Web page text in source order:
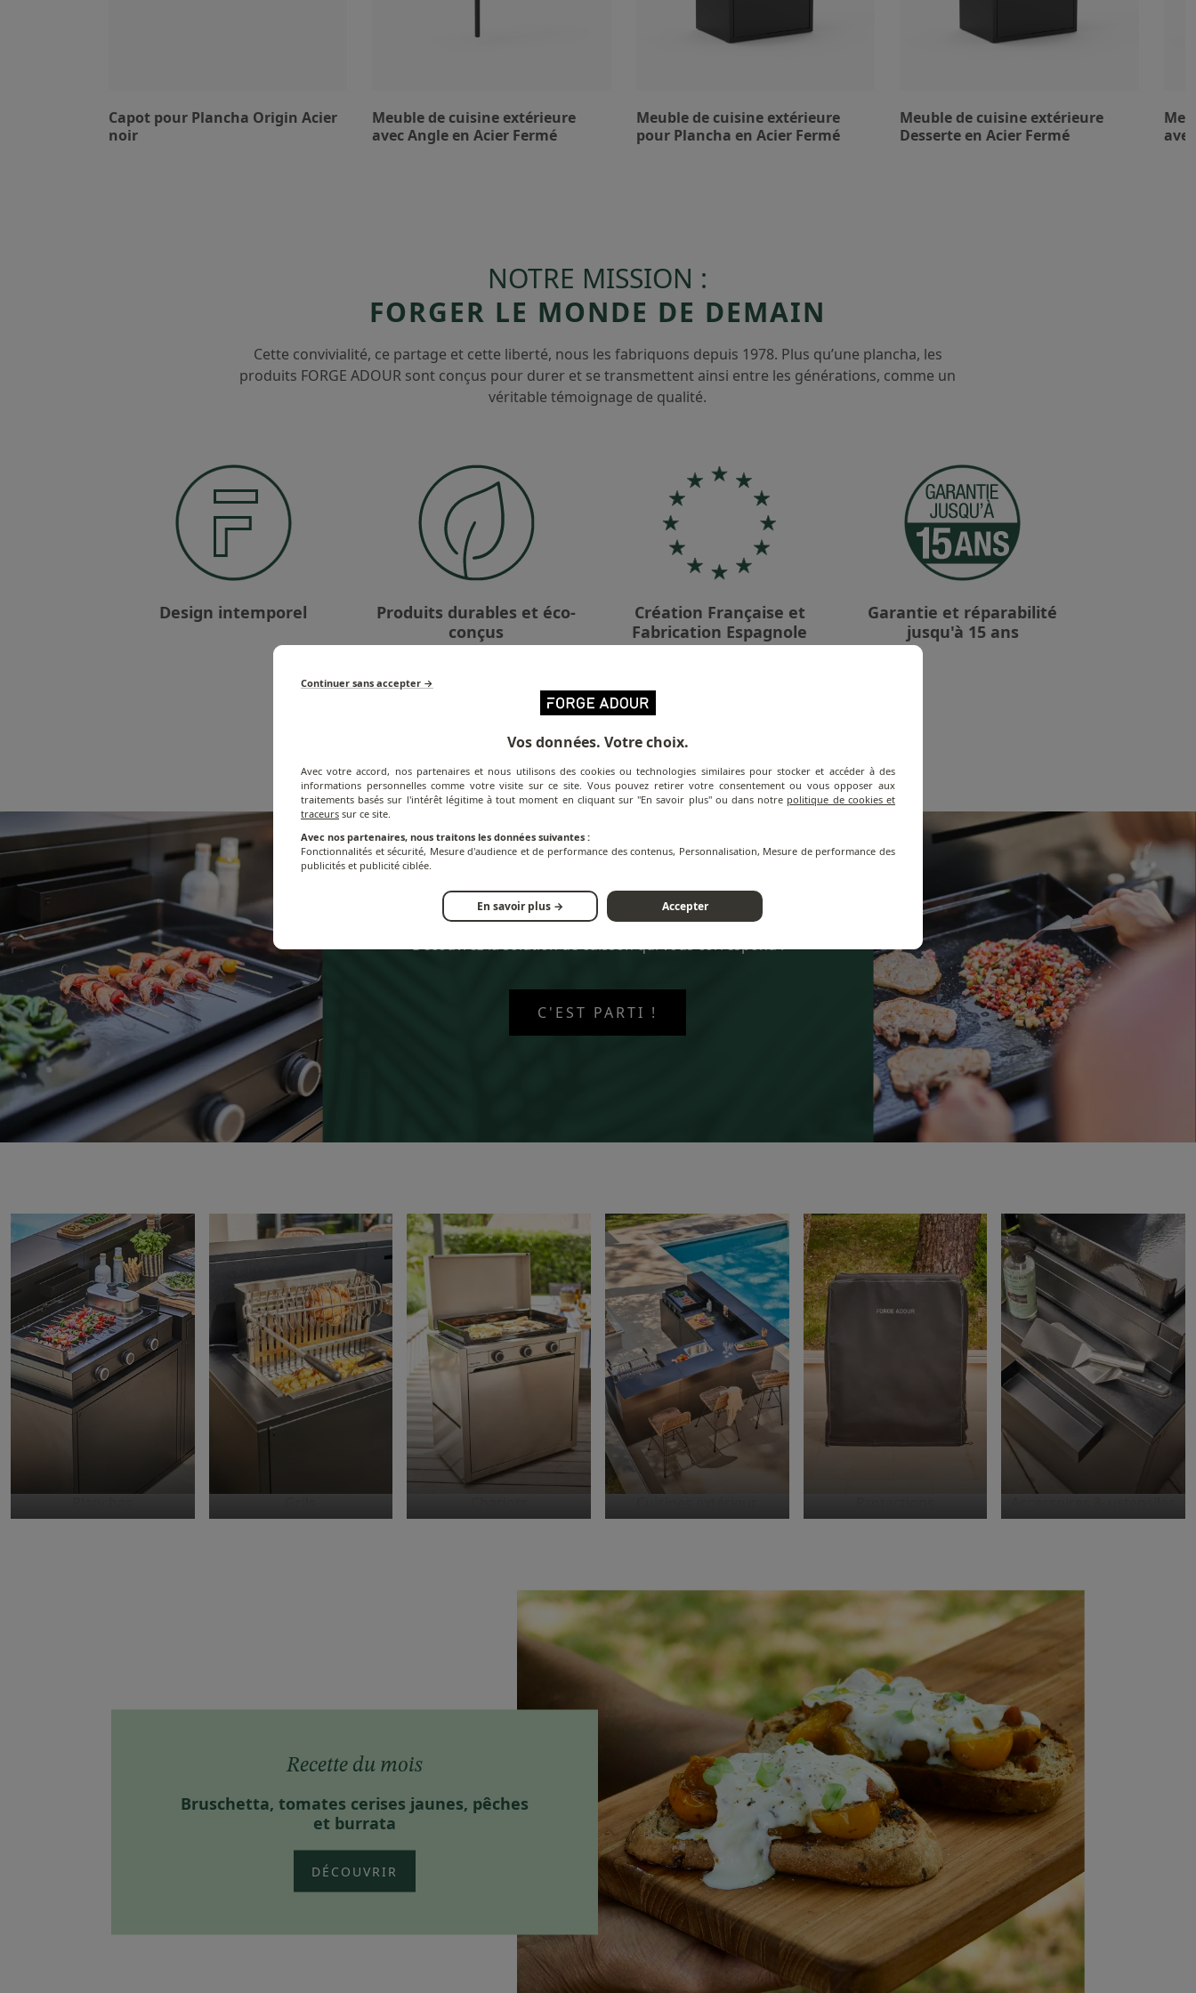
Capot pour Plancha Origin Acier
noir
Meuble de cuisine extérieure
avec Angle en Acier Fermé
Meuble de cuisine extérieure
pour Plancha en Acier Fermé
Meuble de cuisine extérieure
Desserte en Acier Fermé
NOTRE MISSION :
FORGER LE MONDE DE DEMAIN
Cette convivialité, ce partage et cette liberté, nous les fabriquons depuis 1978. Plus qu’une plancha, les
produits FORGE ADOUR sont conçus pour durer et se transmettent ainsi entre les générations, comme un
véritable témoignage de qualité.
Design intemporel
Produits durables et éco-
conçus
Création Française et
Fabrication Espagnole
Garantie et réparabilité
jusqu'à 15 ans
DÉCOUVRIR
Quelle planchaest faite pour vous ?
Découvrez la solution de cuisson qui vous correspond !
C'EST PARTI !
Recette du mois
Bruschetta, tomates cerises jaunes, pêches
et burrata
DÉCOUVRIR
Continuer sans accepter →
Vos données. Votre choix.
Avec votre accord, nos partenaires et nous utilisons des cookies ou technologies similaires pour stocker et accéder à des
informations personnelles comme votre visite sur ce site. Vous pouvez retirer votre consentement ou vous opposer aux
traitements basés sur l'intérêt légitime à tout moment en cliquant sur "En savoir plus" ou dans notre politique de cookies et
traceurs sur ce site.
Avec nos partenaires, nous traitons les données suivantes :
Fonctionnalités et sécurité, Mesure d'audience et de performance des contenus, Personnalisation, Mesure de performance des
publicités et publicité ciblée.
En savoir plus → Accepter